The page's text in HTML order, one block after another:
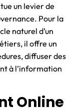
un levier de
Pour la
naturel d’un
il offre un
diffuser des
à l’information
Online